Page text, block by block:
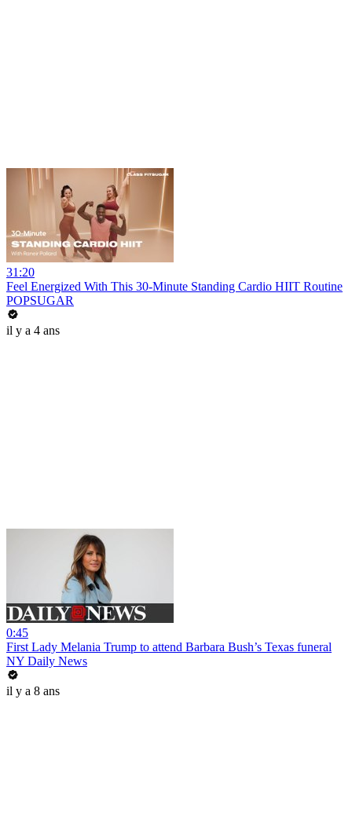
31:20
Feel Energized With This 30-Minute Standing Cardio HIIT Routine
POPSUGAR
il y a 4 ans
0:45
First Lady Melania Trump to attend Barbara Bush’s Texas funeral
NY Daily News
il y a 8 ans